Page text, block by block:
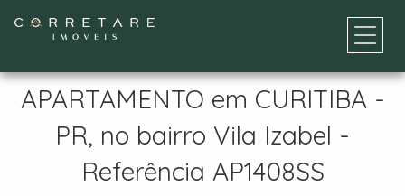
APARTAMENTO em CURITIBA -
PR, no bairro Vila Izabel -
Referência AP1408SS